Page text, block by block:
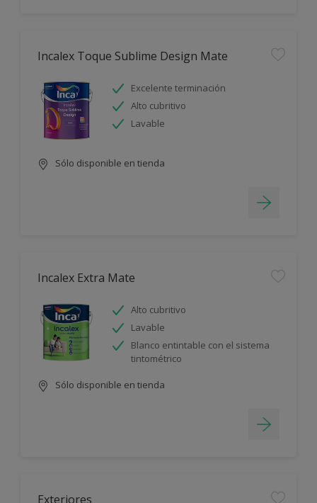
Incalex Toque Sublime Design Mate
Excelente terminación
Alto cubritivo
Lavable
Sólo disponible en tienda
Incalex Extra Mate
Alto cubritivo
Lavable
Blanco entintable con el sistema
tintométrico
Sólo disponible en tienda
Exteriores